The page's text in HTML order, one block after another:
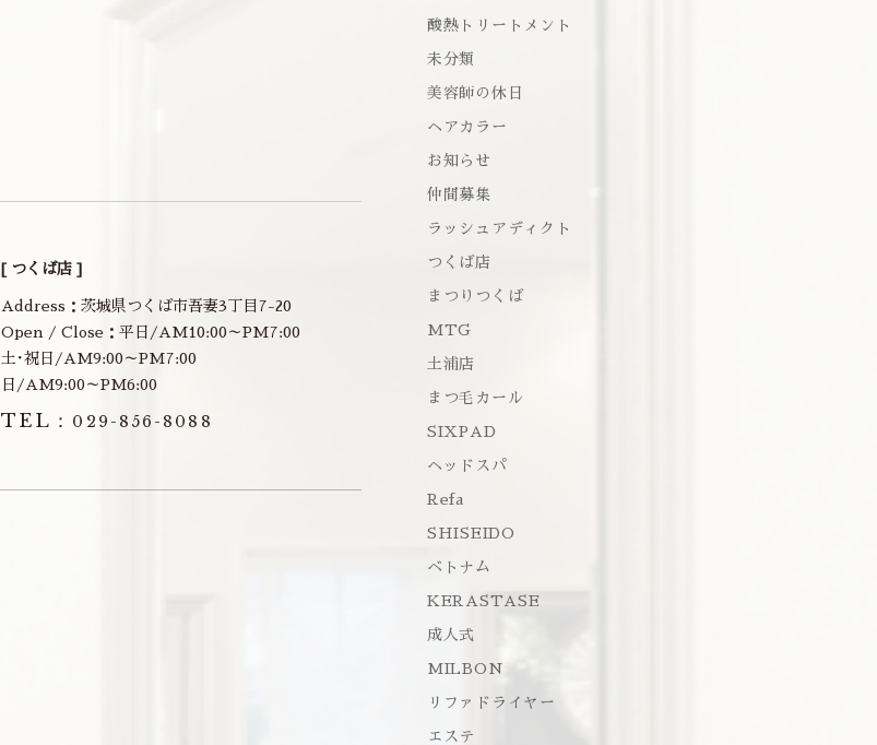
[ つくば店 ]
Address：茨城県つくば市吾妻3丁目7-20
Open / Close：平日/AM10:00～PM7:00
土･祝日/AM9:00～PM7:00
日/AM9:00～PM6:00
TEL： 029-856-8088
酸熱トリートメント
未分類
美容師の休日
ヘアカラー
お知らせ
仲間募集
ラッシュアディクト
つくば店
まつりつくば
MTG
土浦店
まつ毛カール
SIXPAD
ヘッドスパ
Refa
SHISEIDO
ベトナム
KERASTASE
成人式
MILBON
リファドライヤー
エステ